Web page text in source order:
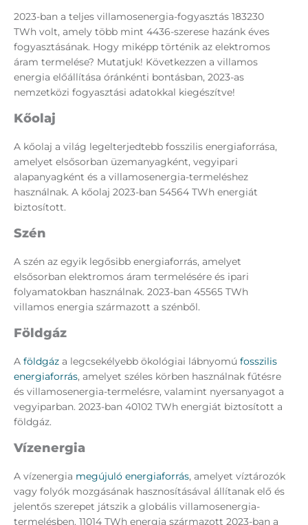
2023-ban a teljes villamosenergia-fogyasztás 183230
TWh volt, amely több mint 4436-szerese hazánk éves
fogyasztásának. Hogy miképp történik az elektromos
áram termelése? Mutatjuk! Következzen a villamos
energia előállítása óránkénti bontásban, 2023-as
nemzetközi fogyasztási adatokkal kiegészítve!
Kőolaj
A kőolaj a világ legelterjedtebb fosszilis energiaforrása,
amelyet elsősorban üzemanyagként, vegyipari
alapanyagként és a villamosenergia-termeléshez
használnak. A kőolaj 2023-ban 54564 TWh energiát
biztosított.
Szén
A szén az egyik legősibb energiaforrás, amelyet
elsősorban elektromos áram termelésére és ipari
folyamatokban használnak. 2023-ban 45565 TWh
villamos energia származott a szénből.
Földgáz
A földgáz a legcsekélyebb ökológiai lábnyomú fosszilis
energiaforrás, amelyet széles körben használnak fűtésre
és villamosenergia-termelésre, valamint nyersanyagot a
vegyiparban. 2023-ban 40102 TWh energiát biztosított a
földgáz.
Vízenergia
A vízenergia megújuló energiaforrás, amelyet víztározók
vagy folyók mozgásának hasznosításával állítanak elő és
jelentős szerepet játszik a globális villamosenergia-
termelésben. 11014 TWh energia származott 2023-ban a